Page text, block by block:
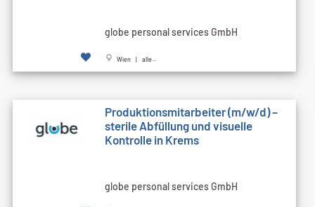
globe personal services GmbH
Wien | alle...
Produktionsmitarbeiter (m/w/d) –
sterile Abfüllung und visuelle
Kontrolle in Krems
globe personal services GmbH